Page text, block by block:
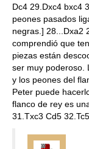
Dc4 29.Dxc4 bxc4
peones pasados
negras.] 28...Dxa2
comprendió que
piezas están
ser muy poderoso.
y los peones del
Peter puede
flanco de rey es
31.Txc3 Cd5